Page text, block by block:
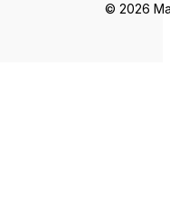
© 2026